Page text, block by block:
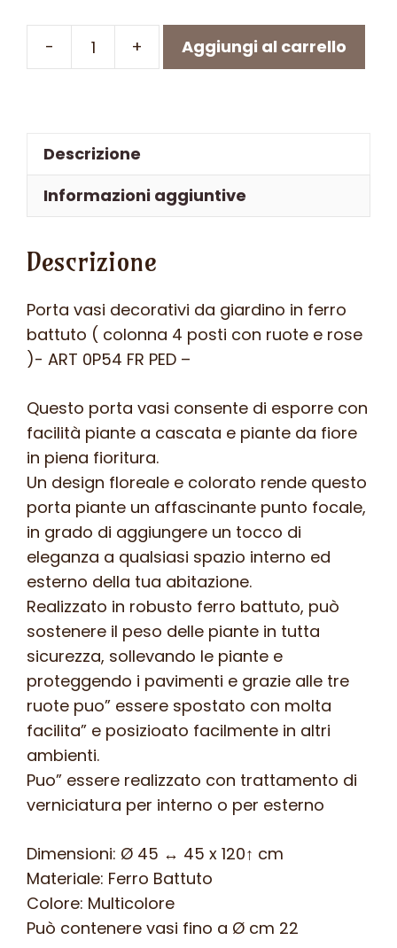
-
Porta
battuto
(
con
ruote
e
)-
ART
FR
PED
–
quantità
+ Aggiungi al carrello
Descrizione
Informazioni aggiuntive
Descrizione
Porta vasi decorativi da giardino in ferro
battuto ( colonna 4 posti con ruote e rose
)- ART 0P54 FR PED –
Questo porta vasi consente di esporre con
facilità piante a cascata e piante da fiore
in piena fioritura.
Un design floreale e colorato rende questo
porta piante un affascinante punto focale,
in grado di aggiungere un tocco di
eleganza a qualsiasi spazio interno ed
esterno della tua abitazione.
Realizzato in robusto ferro battuto, può
sostenere il peso delle piante in tutta
sicurezza, sollevando le piante e
proteggendo i pavimenti e grazie alle tre
ruote puo” essere spostato con molta
facilita” e posizioato facilmente in altri
ambienti.
Puo” essere realizzato con trattamento di
verniciatura per interno o per esterno
Dimensioni: Ø 45 ↔ 45 x 120↑ cm
Materiale: Ferro Battuto
Colore: Multicolore
Può contenere vasi fino a Ø cm 22